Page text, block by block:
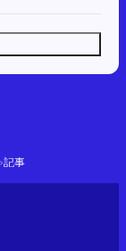
›記事